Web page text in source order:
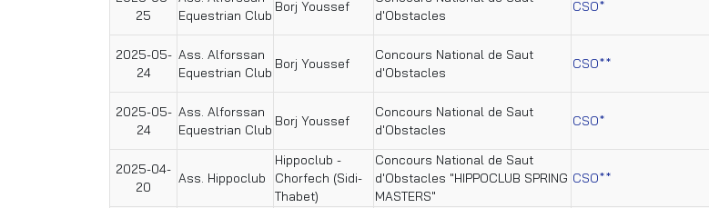
25
Equestrian Club
Borj Youssef
d'Obstacles
CSO*
2025-05-
24
Ass. Alforssan
Equestrian Club
Borj Youssef
Concours National de Saut
d'Obstacles
CSO**
2025-05-
24
Ass. Alforssan
Equestrian Club
Borj Youssef
Concours National de Saut
d'Obstacles
CSO*
2025-04-
20
Ass. Hippoclub
Hippoclub -
Chorfech (Sidi-
Thabet)
Concours National de Saut
d'Obstacles "HIPPOCLUB SPRING
MASTERS"
CSO**